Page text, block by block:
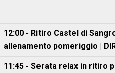
12:00 - Ritiro Castel di
allenamento pomeriggio |
11:45 - Serata relax in ritiro